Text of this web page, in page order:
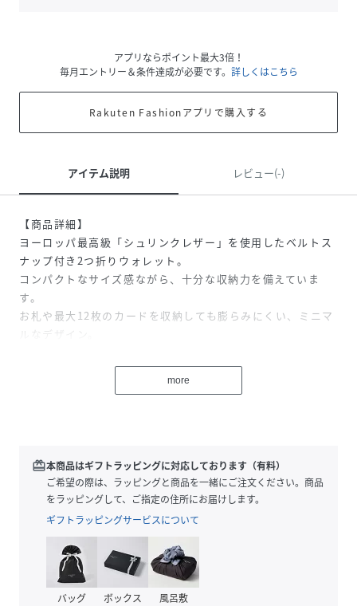
アプリならポイント最大3倍！
毎月エントリー＆条件達成が必要です。 詳しくはこちら
Rakuten Fashionアプリで購入する
アイテム説明 レビュー(-)
【商品詳細】
ヨーロッパ最高級「シュリンクレザー」を使用したベルトス
ナップ付き2つ折りウォレット。
コンパクトなサイズ感ながら、十分な収納力を備えていま
す。
お札や最大12枚のカードを収納しても膨らみにくい、ミニマ
ルなデザイン。
閉時のスムーズさを実現。
プレゼントにも最適な上品で高級感のあるBOXでお届けしま
幅：12.7cm高さ：8.8cmマチ：2.5cm重量：116g
内側素材：シュリンクレザー
仕様：小銭入れ×1、お札入れ（日本紙幣対応）×1、カード
ポケット×8、フリーポケット×4
※ブラウザの設定・環境により、実際の色と若干異なって見
える場合がございます。
more
redeem本商品はギフトラッピングに対応しております（有料）
ご希望の際は、ラッピングと商品を一緒にご注文ください。商品
をラッピングして、ご指定の住所にお届けします。
ギフトラッピングサービスについて
バッグ ボックス 風呂敷